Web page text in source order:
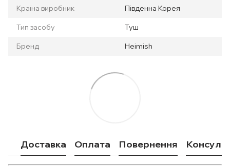
Країна виробник Південна Корея
Тип засобу Туш
Бренд Heimish
Доставка Оплата Повернення